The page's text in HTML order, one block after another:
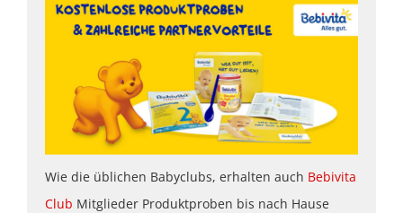
Wie die üblichen Babyclubs, erhalten auch Bebivita
Club Mitglieder Produktproben bis nach Hause